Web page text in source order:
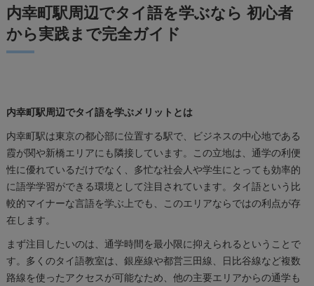
内幸町駅で「スリーエス・エデュケーション」が選ばれる
理由
タイ語の基礎知識
対応地域
内幸町駅周辺でタイ語を学ぶなら 初心者
から実践まで完全ガイド
内幸町駅周辺でタイ語を学ぶメリットとは
内幸町駅は東京の都心部に位置する駅で、ビジネスの中心地である
霞が関や新橋エリアにも隣接しています。この立地は、通学の利便
性に優れているだけでなく、多忙な社会人や学生にとっても効率的
に語学学習ができる環境として注目されています。タイ語という比
較的マイナーな言語を学ぶ上でも、このエリアならではの利点が存
在します。
まず注目したいのは、通学時間を最小限に抑えられるということで
す。多くのタイ語教室は、銀座線や都営三田線、日比谷線など複数
路線を使ったアクセスが可能なため、他の主要エリアからの通学も